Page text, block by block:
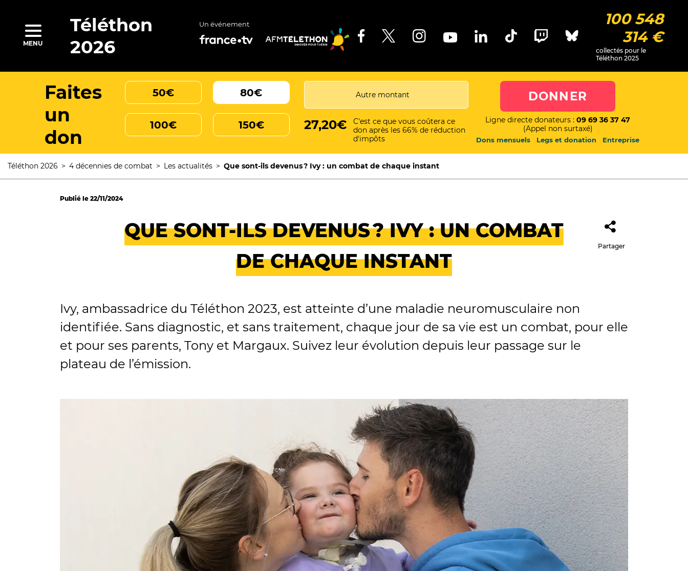
MENU
Téléthon
2026
Un événement
100 548
314 €
collectés pour le
Téléthon 2025
Faites
un
don
50€ 80€
100€ 150€ 27,20€
C'est ce que vous coûtera ce
don après les 66% de réduction
d'impôts
DONNER
Ligne directe donateurs : 09 69 36 37 47
(Appel non surtaxé)
Dons mensuels Legs et donation Entreprise
d'Ariane
Téléthon 2026 4 décennies de combat Les actualités Que sont-ils devenus ? Ivy : un combat de chaque instant
Publié le 22/11/2024
Partager
QUE SONT-ILS DEVENUS ? IVY : UN COMBAT
DE CHAQUE INSTANT
Ivy, ambassadrice du Téléthon 2023, est atteinte d’une maladie neuromusculaire non
identifiée. Sans diagnostic, et sans traitement, chaque jour de sa vie est un combat, pour elle
et pour ses parents, Tony et Margaux. Suivez leur évolution depuis leur passage sur le
plateau de l’émission.